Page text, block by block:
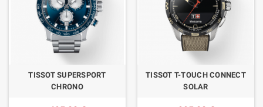
TISSOT SUPERSPORT
CHRONO
TISSOT T-TOUCH CONNECT
SOLAR